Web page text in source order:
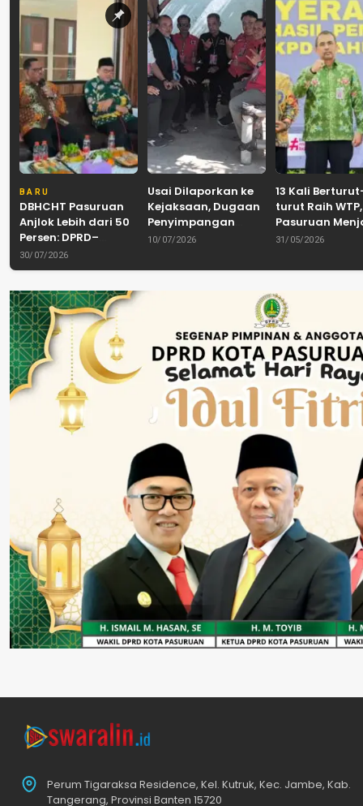
BARU
DBHCHT Pasuruan
Anjlok Lebih dari 50
Persen: DPRD–
Pemkab–Bea Cukai
Perkuat Perang
Rokok Ilegal
30/07/2026
Usai Dilaporkan ke
Kejaksaan, Dugaan
Penyimpangan
Banpol PDIP
Dinyatakan Tuntas
10/07/2026
13 Kali
turut Raih WTP,
Pasuruan
Tradisi
Tengah
31/05/2026
Perum Tigaraksa Residence, Kel. Kutruk, Kec. Jambe, Kab.
Tangerang, Provinsi Banten 15720